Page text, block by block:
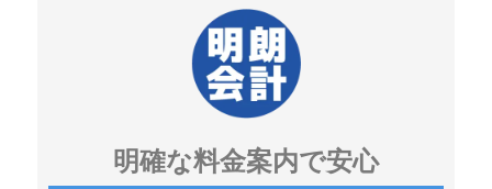
明確な料金案内で安心